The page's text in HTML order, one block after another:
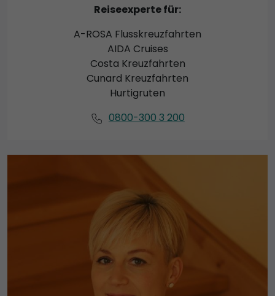
Reiseexperte für:
A-ROSA Flusskreuzfahrten
AIDA Cruises
Costa Kreuzfahrten
Cunard Kreuzfahrten
Hurtigruten
0800-300 3 200